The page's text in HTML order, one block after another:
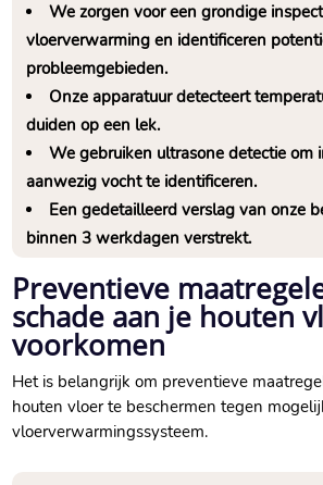
We zorgen voor een grondige
vloerverwarming en identificeren
probleemgebieden.​
Onze apparatuur detecteert
duiden op een lek.​
We gebruiken ultrasone detectie om
aanwezig vocht te identificeren.​
Een gedetailleerd verslag van onze
binnen 3 werkdagen verstrekt.​
Preventieve
schade aan je houten
voorkomen
Het is belangrijk om preventieve
houten vloer te beschermen tegen
vloerverwarmingssysteem.​